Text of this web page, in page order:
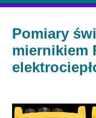
Pomiary
miernikiem